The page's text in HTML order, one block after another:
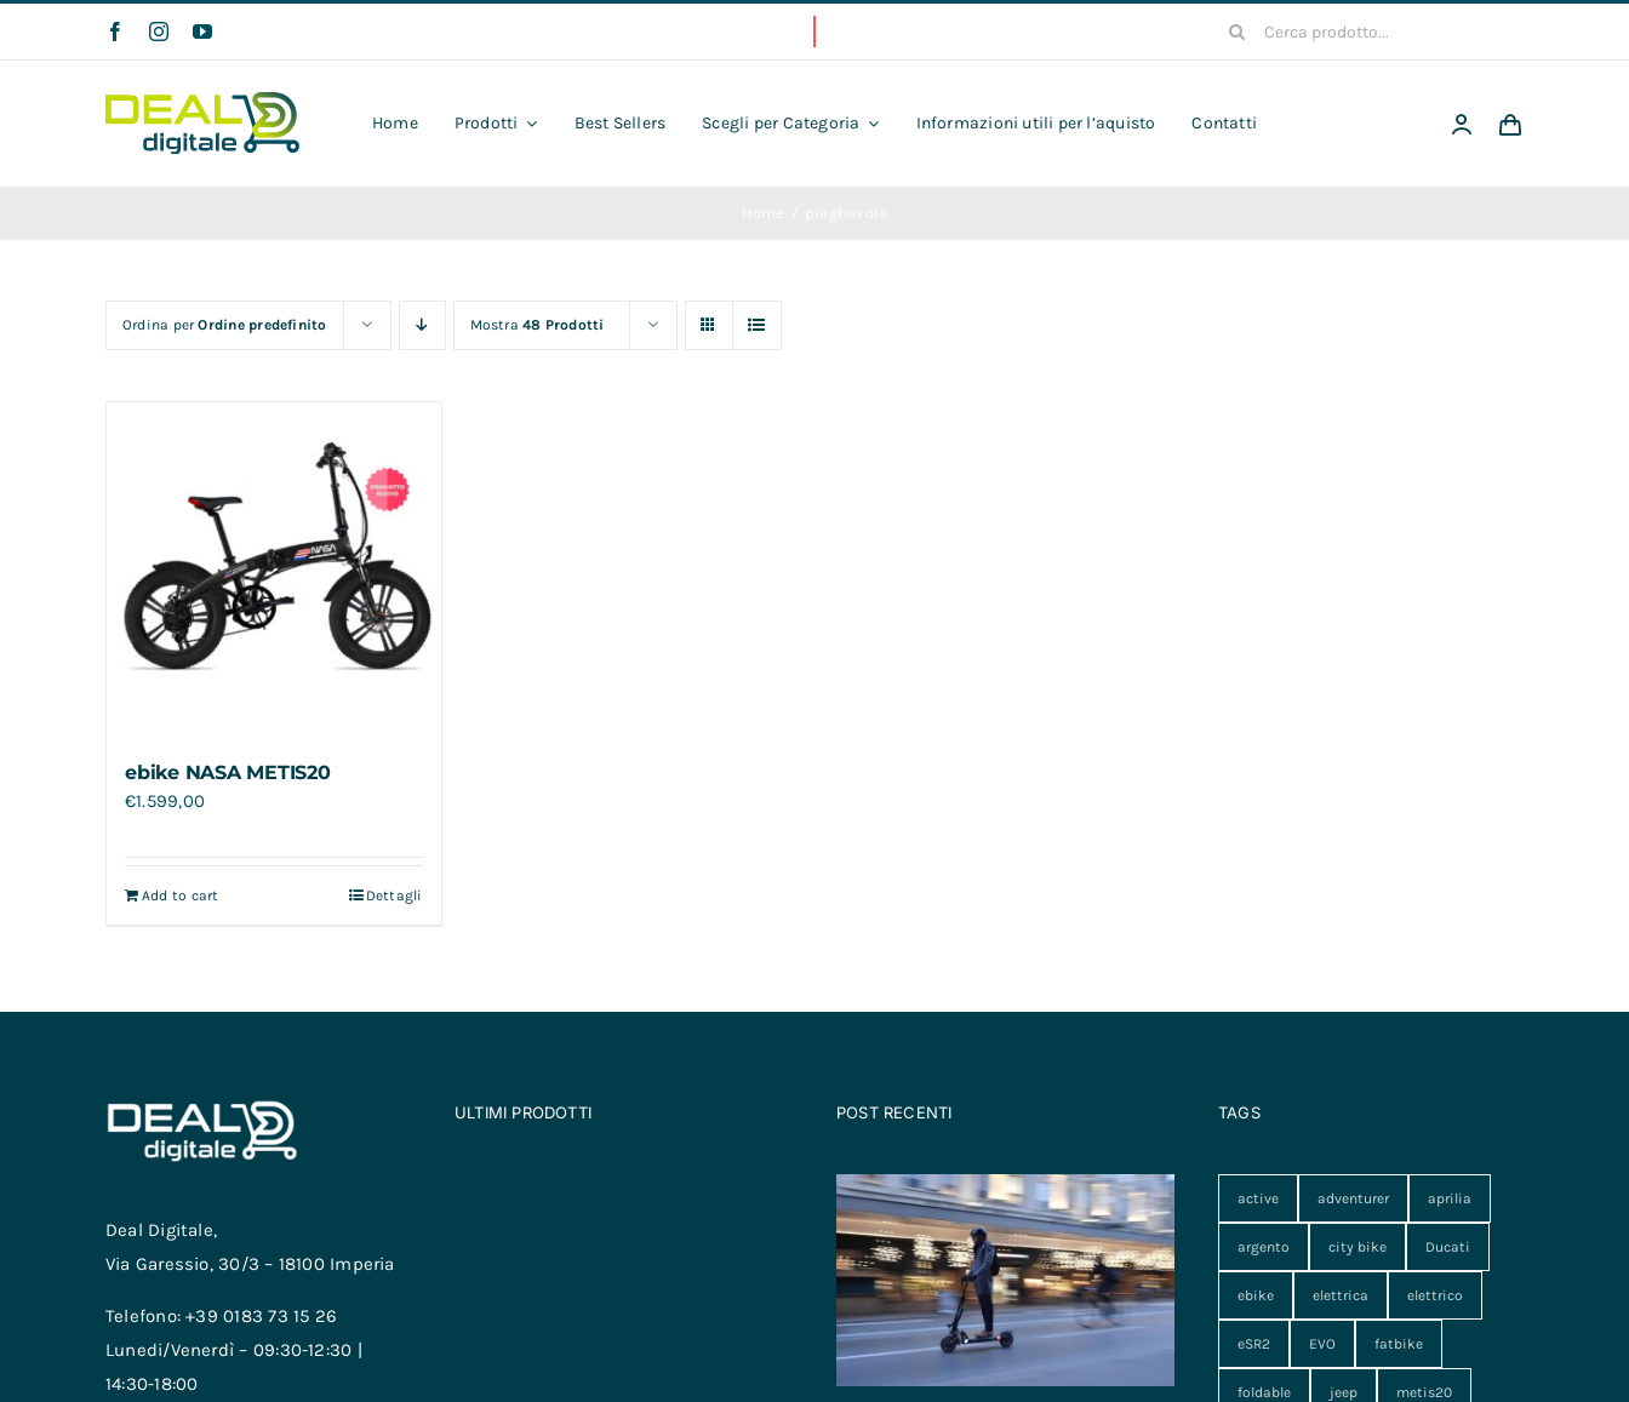
Cerca
Home Prodotti Best Sellers Scegli per Categoria Informazioni utili per l’aquisto Contatti
Ordina perOrdine predefinito Mostra48 Prodotti
ebike NASA METIS20
€1.599,00
Add to cart Dettagli
Deal Digitale,
Via Garessio, 30/3 – 18100 Imperia
Telefono: +39 0183 73 15 26
Lunedi/Venerdì – 09:30-12:30 |
14:30-18:00
ULTIMI PRODOTTI POST RECENTI TAGS
active adventurer aprilia
argento city bike Ducati
ebike elettrica elettrico
eSR2 EVO fatbike
foldable jeep metis20